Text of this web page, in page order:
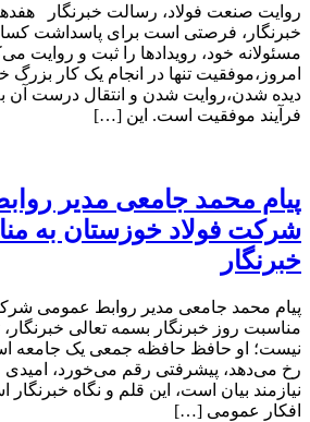
روایت صنعت فولاد،‌ رسالت خبرنگار
خبرنگار، فرصتی است برای پاسداشت
مسئولانه خود، رویدادها را ثبت و روایت
امروز،موفقیت تنها در انجام یک کار بزرگ
دیده شدن،روایت شدن و انتقال درست آن
فرآیند موفقیت است. این […]
پیام محمد جامعی مدیر
شرکت فولاد خوزستان به
خبرنگار
پیام محمد جامعی مدیر روابط عمومی
مناسبت روز خبرنگار بسمه تعالی خبرنگار،
نیست؛ او حافظ حافظه جمعی یک جامعه
رخ می‌دهد، پیشرفتی رقم می‌خورد، امیدی
نیازمند بیان است، این قلم و نگاه
افکار عمومی […]